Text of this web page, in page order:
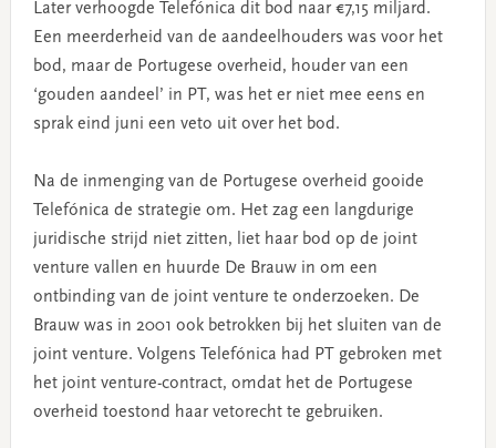
Later verhoogde Telefónica dit bod naar €7,15 miljard.
Een meerderheid van de aandeelhouders was voor het
bod, maar de Portugese overheid, houder van een
‘gouden aandeel’ in PT, was het er niet mee eens en
sprak eind juni een veto uit over het bod.
Na de inmenging van de Portugese overheid gooide
Telefónica de strategie om. Het zag een langdurige
juridische strijd niet zitten, liet haar bod op de joint
venture vallen en huurde De Brauw in om een
ontbinding van de joint venture te onderzoeken. De
Brauw was in 2001 ook betrokken bij het sluiten van de
joint venture. Volgens Telefónica had PT gebroken met
het joint venture-contract, omdat het de Portugese
overheid toestond haar vetorecht te gebruiken.